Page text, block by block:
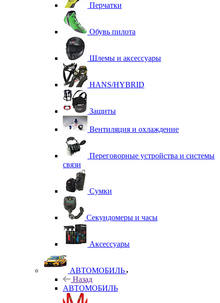
Перчатки
Обувь пилота
Шлемы и аксессуары
HANS/HYBRID
Защиты
Вентиляция и охлаждение
Переговорные устройства и системы
связи
Сумки
Секундомеры и часы
Аксессуары
АВТОМОБИЛЬ
Назад
АВТОМОБИЛЬ